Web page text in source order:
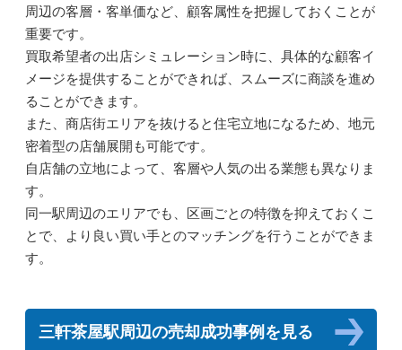
周辺の客層・客単価など、顧客属性を把握しておくことが
重要です。
買取希望者の出店シミュレーション時に、具体的な顧客イ
メージを提供することができれば、スムーズに商談を進め
ることができます。
また、商店街エリアを抜けると住宅立地になるため、地元
密着型の店舗展開も可能です。
自店舗の立地によって、客層や人気の出る業態も異なりま
す。
同一駅周辺のエリアでも、区画ごとの特徴を抑えておくこ
とで、より良い買い手とのマッチングを行うことができま
す。
三軒茶屋駅周辺の売却成功事例を見る